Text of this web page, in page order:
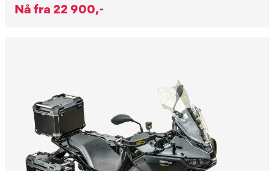
Nå fra 22 900,-